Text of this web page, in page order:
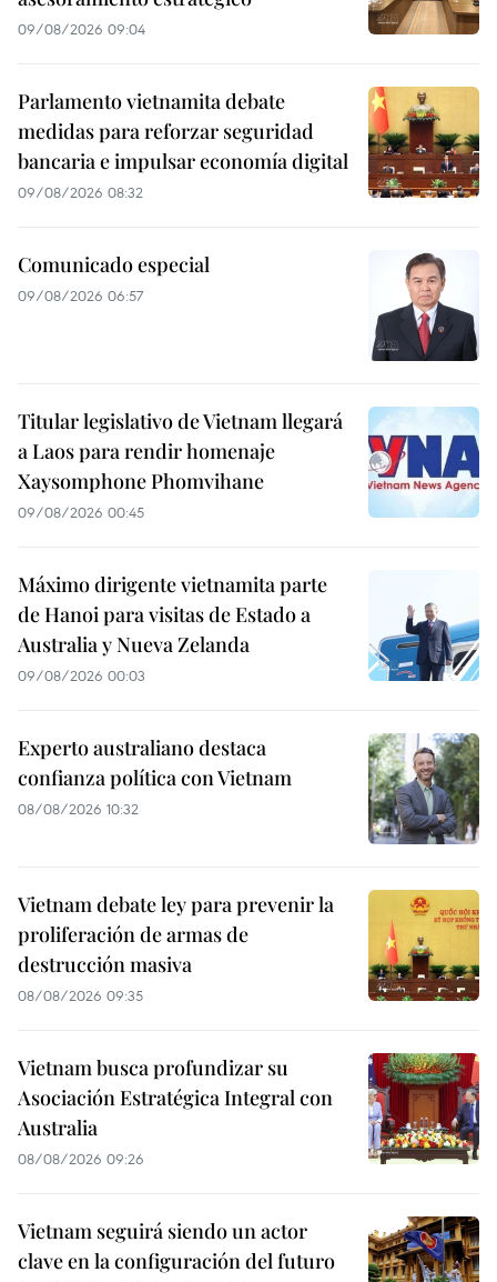
09/08/2026 09:04
Parlamento vietnamita debate
medidas para reforzar seguridad
bancaria e impulsar economía digital
09/08/2026 08:32
Comunicado especial
09/08/2026 06:57
Titular legislativo de Vietnam llegará
a Laos para rendir homenaje
Xaysomphone Phomvihane
09/08/2026 00:45
Máximo dirigente vietnamita parte
de Hanoi para visitas de Estado a
Australia y Nueva Zelanda
09/08/2026 00:03
Experto australiano destaca
confianza política con Vietnam
08/08/2026 10:32
Vietnam debate ley para prevenir la
proliferación de armas de
destrucción masiva
08/08/2026 09:35
Vietnam busca profundizar su
Asociación Estratégica Integral con
Australia
08/08/2026 09:26
Vietnam seguirá siendo un actor
clave en la configuración del futuro